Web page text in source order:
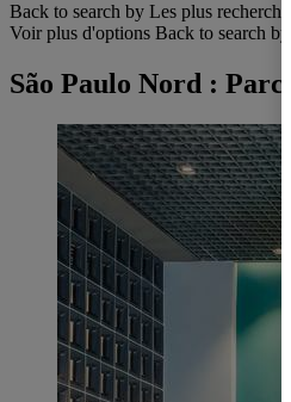
Back to search by Les plus recherchés
Voir plus d'options Back to search by
São Paulo Nord :